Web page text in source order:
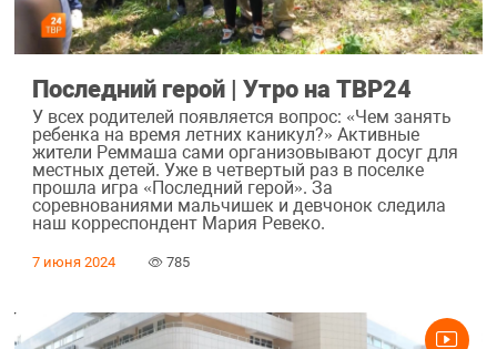
Последний герой | Утро на ТВР24
У всех родителей появляется вопрос: «Чем занять
ребенка на время летних каникул?» Активные
жители Реммаша сами организовывают досуг для
местных детей. Уже в четвертый раз в поселке
прошла игра «Последний герой». За
соревнованиями мальчишек и девчонок следила
наш корреспондент Мария Ревеко.
7 июня 2024 785